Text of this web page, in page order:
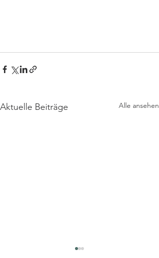
Aktuelle Beiträge Alle ansehen